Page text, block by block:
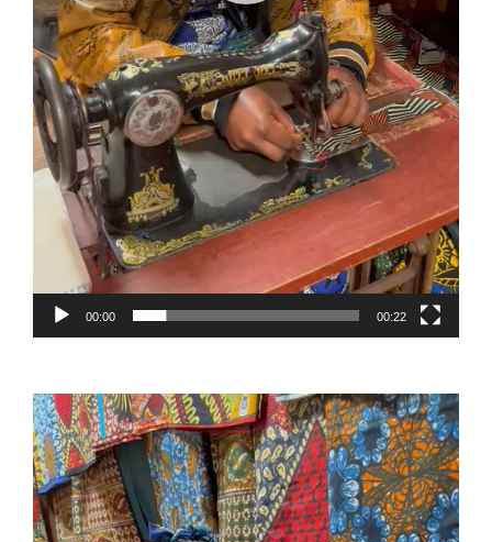
00:00 00:22
Reproductor
de
vídeo